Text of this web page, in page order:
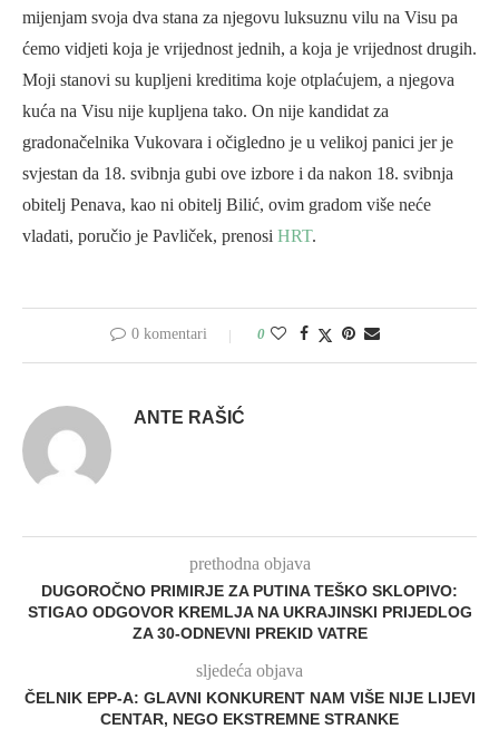
mijenjam svoja dva stana za njegovu luksuznu vilu na Visu pa
ćemo vidjeti koja je vrijednost jednih, a koja je vrijednost drugih.
Moji stanovi su kupljeni kreditima koje otplaćujem, a njegova
kuća na Visu nije kupljena tako. On nije kandidat za
gradonačelnika Vukovara i očigledno je u velikoj panici jer je
svjestan da 18. svibnja gubi ove izbore i da nakon 18. svibnja
obitelj Penava, kao ni obitelj Bilić, ovim gradom više neće
vladati, poručio je Pavliček, prenosi HRT.
0 komentari 0
ANTE RAŠIĆ
prethodna objava
DUGOROČNO PRIMIRJE ZA PUTINA TEŠKO SKLOPIVO:
STIGAO ODGOVOR KREMLJA NA UKRAJINSKI PRIJEDLOG
ZA 30-ODNEVNI PREKID VATRE
sljedeća objava
ČELNIK EPP-A: GLAVNI KONKURENT NAM VIŠE NIJE LIJEVI
CENTAR, NEGO EKSTREMNE STRANKE